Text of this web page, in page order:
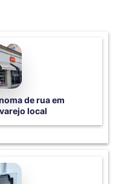
de rua em
local